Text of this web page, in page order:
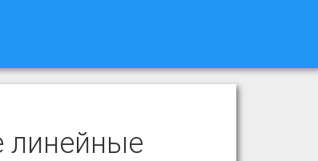
линейные